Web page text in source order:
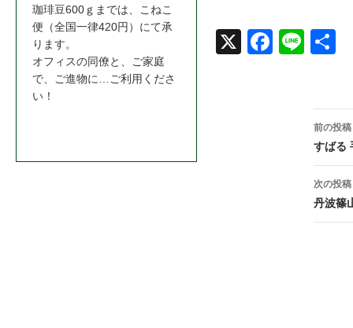
Face
Line
投
稿
ナ
ビ
前の投稿
すばる
次の投稿
丹波篠
珈琲豆600ｇまでは、こねこ
便（全国一律420円）にて承
ります。
オフィスの同僚と、ご家庭
で、ご進物に…ご利用くださ
い！